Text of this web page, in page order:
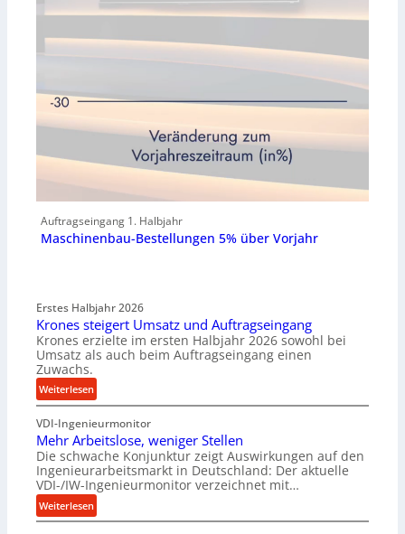
Auftragseingang 1. Halbjahr
Maschinenbau-Bestellungen 5% über Vorjahr
Erstes Halbjahr 2026
Krones steigert Umsatz und Auftragseingang
Krones erzielte im ersten Halbjahr 2026 sowohl bei
Umsatz als auch beim Auftragseingang einen
Zuwachs.
Weiterlesen:
K
r
o
n
e
s
s
t
VDI-Ingenieurmonitor
Mehr Arbeitslose, weniger Stellen
Die schwache Konjunktur zeigt Auswirkungen auf den
Ingenieurarbeitsmarkt in Deutschland: Der aktuelle
VDI-/IW-Ingenieurmonitor verzeichnet mit…
Weiterlesen:
M